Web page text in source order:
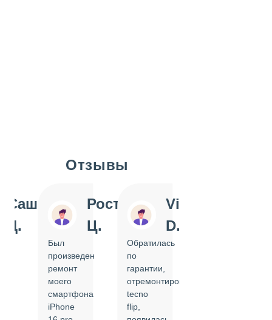
Отзывы
Саша
Д.
Ростислав
Ц.
Был
произведен
ремонт
моего
смартфона
iPhone
Vi
D.
Обратилась
по
гарантии,
отремонтировать
tecno
flip,